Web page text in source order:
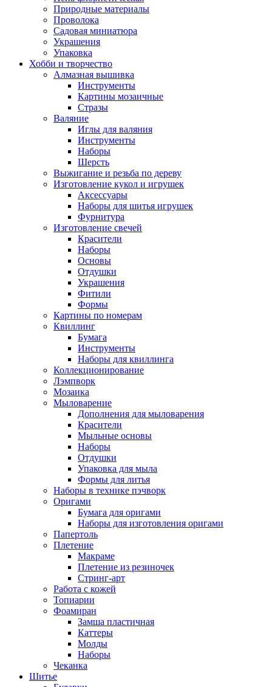
Природные материалы
Проволока
Садовая миниатюра
Украшения
Упаковка
Хобби и творчество
Алмазная вышивка
Инструменты
Картины мозаичные
Стразы
Валяние
Иглы для валяния
Инструменты
Наборы
Шерсть
Выжигание и резьба по дереву
Изготовление кукол и игрушек
Аксессуары
Наборы для шитья игрушек
Фурнитура
Изготовление свечей
Красители
Наборы
Основы
Отдушки
Украшения
Фитили
Формы
Картины по номерам
Квиллинг
Бумага
Инструменты
Наборы для квиллинга
Коллекционирование
Лэмпворк
Мозаика
Мыловарение
Дополнения для мыловарения
Красители
Мыльные основы
Наборы
Отдушки
Упаковка для мыла
Формы для литья
Наборы в технике пэчворк
Оригами
Бумага для оригами
Наборы для изготовления оригами
Папертоль
Плетение
Макраме
Плетение из резиночек
Стринг-арт
Работа с кожей
Топиарии
Фоамиран
Замша пластичная
Каттеры
Молды
Наборы
Чеканка
Шитье